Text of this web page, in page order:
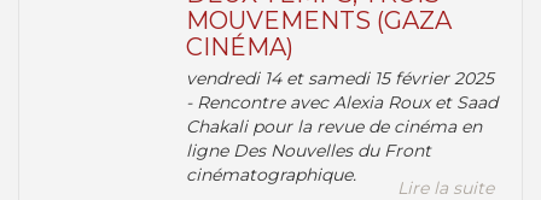
MOUVEMENTS (GAZA
CINÉMA)
vendredi 14 et samedi 15 février 2025
- Rencontre avec Alexia Roux et Saad
Chakali pour la revue de cinéma en
ligne Des Nouvelles du Front
cinématographique.
Lire la suite